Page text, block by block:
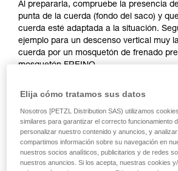
seguridad, antes de ejecutarlas
autónoma.
Damos ejemplos de técnicas
su actividad. Pueden existir
describimos aquí.
Al prepararla, compruebe la presencia
punta de la cuerda (fondo del saco) y
cuerda esté adaptada a la situación.
ejemplo para un descenso vertical muy
cuerda por un mosquetón de frenado
mosquetón FREINO.
Así el riesgo de manipulación incorrecta
En caso de urgencia, el usuario sólo
I'D para poder iniciar su descenso.
Elija cómo tratamos sus datos
Nosotros [PETZL Distribution SAS) utilizamos
similares para garantizar el correcto funcionamiento
personalizar nuestro contenido y anuncios, y
compartimos información sobre su navegación en
nuestros socios analíticos, publicitarios y de redes
nuestros anuncios. Si los acepta, nuestras cookies